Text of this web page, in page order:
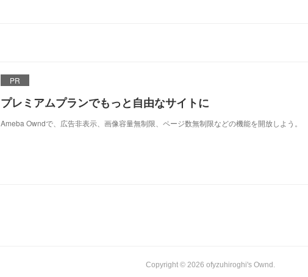
PR
プレミアムプランでもっと自由なサイトに
Ameba Owndで、広告非表示、画像容量無制限、ページ数無制限などの機能を開放しよう。
Copyright © 2026 ofyzuhiroghi's Ownd .